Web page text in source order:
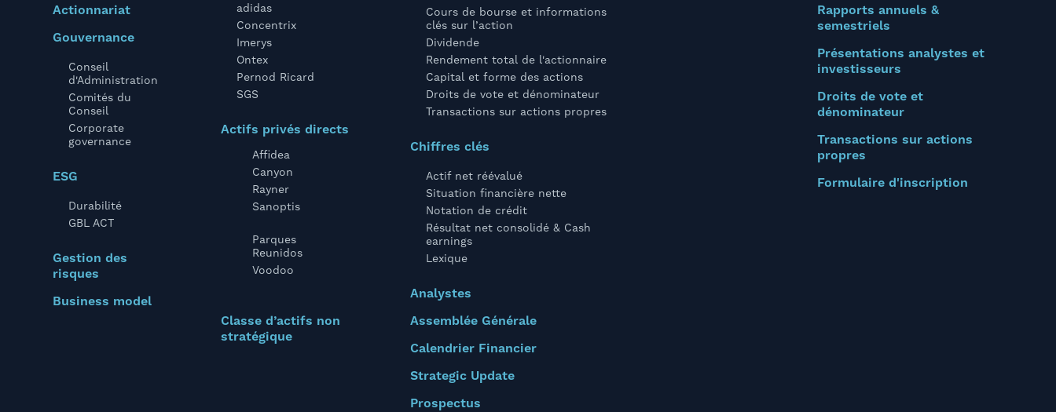
Actionnariat
Gouvernance
Conseil
d'Administration
Comités du
Conseil
Corporate
governance
ESG
Durabilité
GBL ACT
Gestion des
risques
Business model
adidas
Concentrix
Imerys
Ontex
Pernod Ricard
SGS
Actifs privés directs
Affidea
Canyon
Rayner
Sanoptis
Parques
Reunidos
Voodoo
Classe d’actifs non
stratégique
Cours de bourse et informations
clés sur l’action
Dividende
Rendement total de l'actionnaire
Capital et forme des actions
Droits de vote et dénominateur
Transactions sur actions propres
Chiffres clés
Actif net réévalué
Situation financière nette
Notation de crédit
Résultat net consolidé & Cash
earnings
Lexique
Analystes
Assemblée Générale
Calendrier Financier
Strategic Update
Prospectus
Rapports annuels &
semestriels
Présentations analystes et
investisseurs
Droits de vote et
dénominateur
Transactions sur actions
propres
Formulaire d'inscription